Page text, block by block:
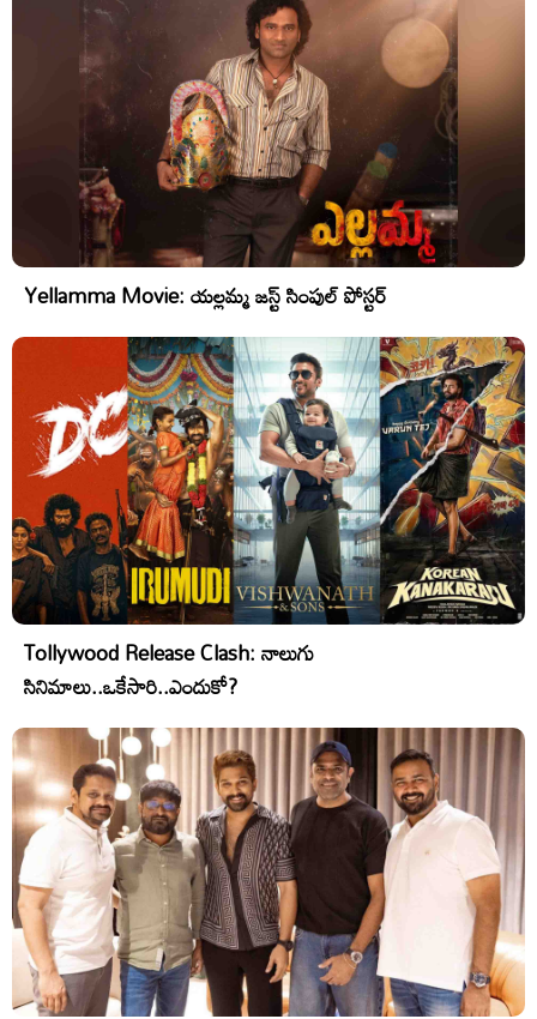
Yellamma Movie: యల్లమ్మ జస్ట్ సింపుల్ పోస్టర్
Tollywood Release Clash: నాలుగు
సినిమాలు..ఒకేసారి..ఎందుకో?